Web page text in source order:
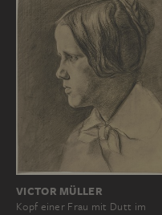
VICTOR MÜLLER
Kopf einer Frau mit Dutt im